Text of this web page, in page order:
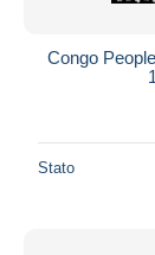
Congo
Stato